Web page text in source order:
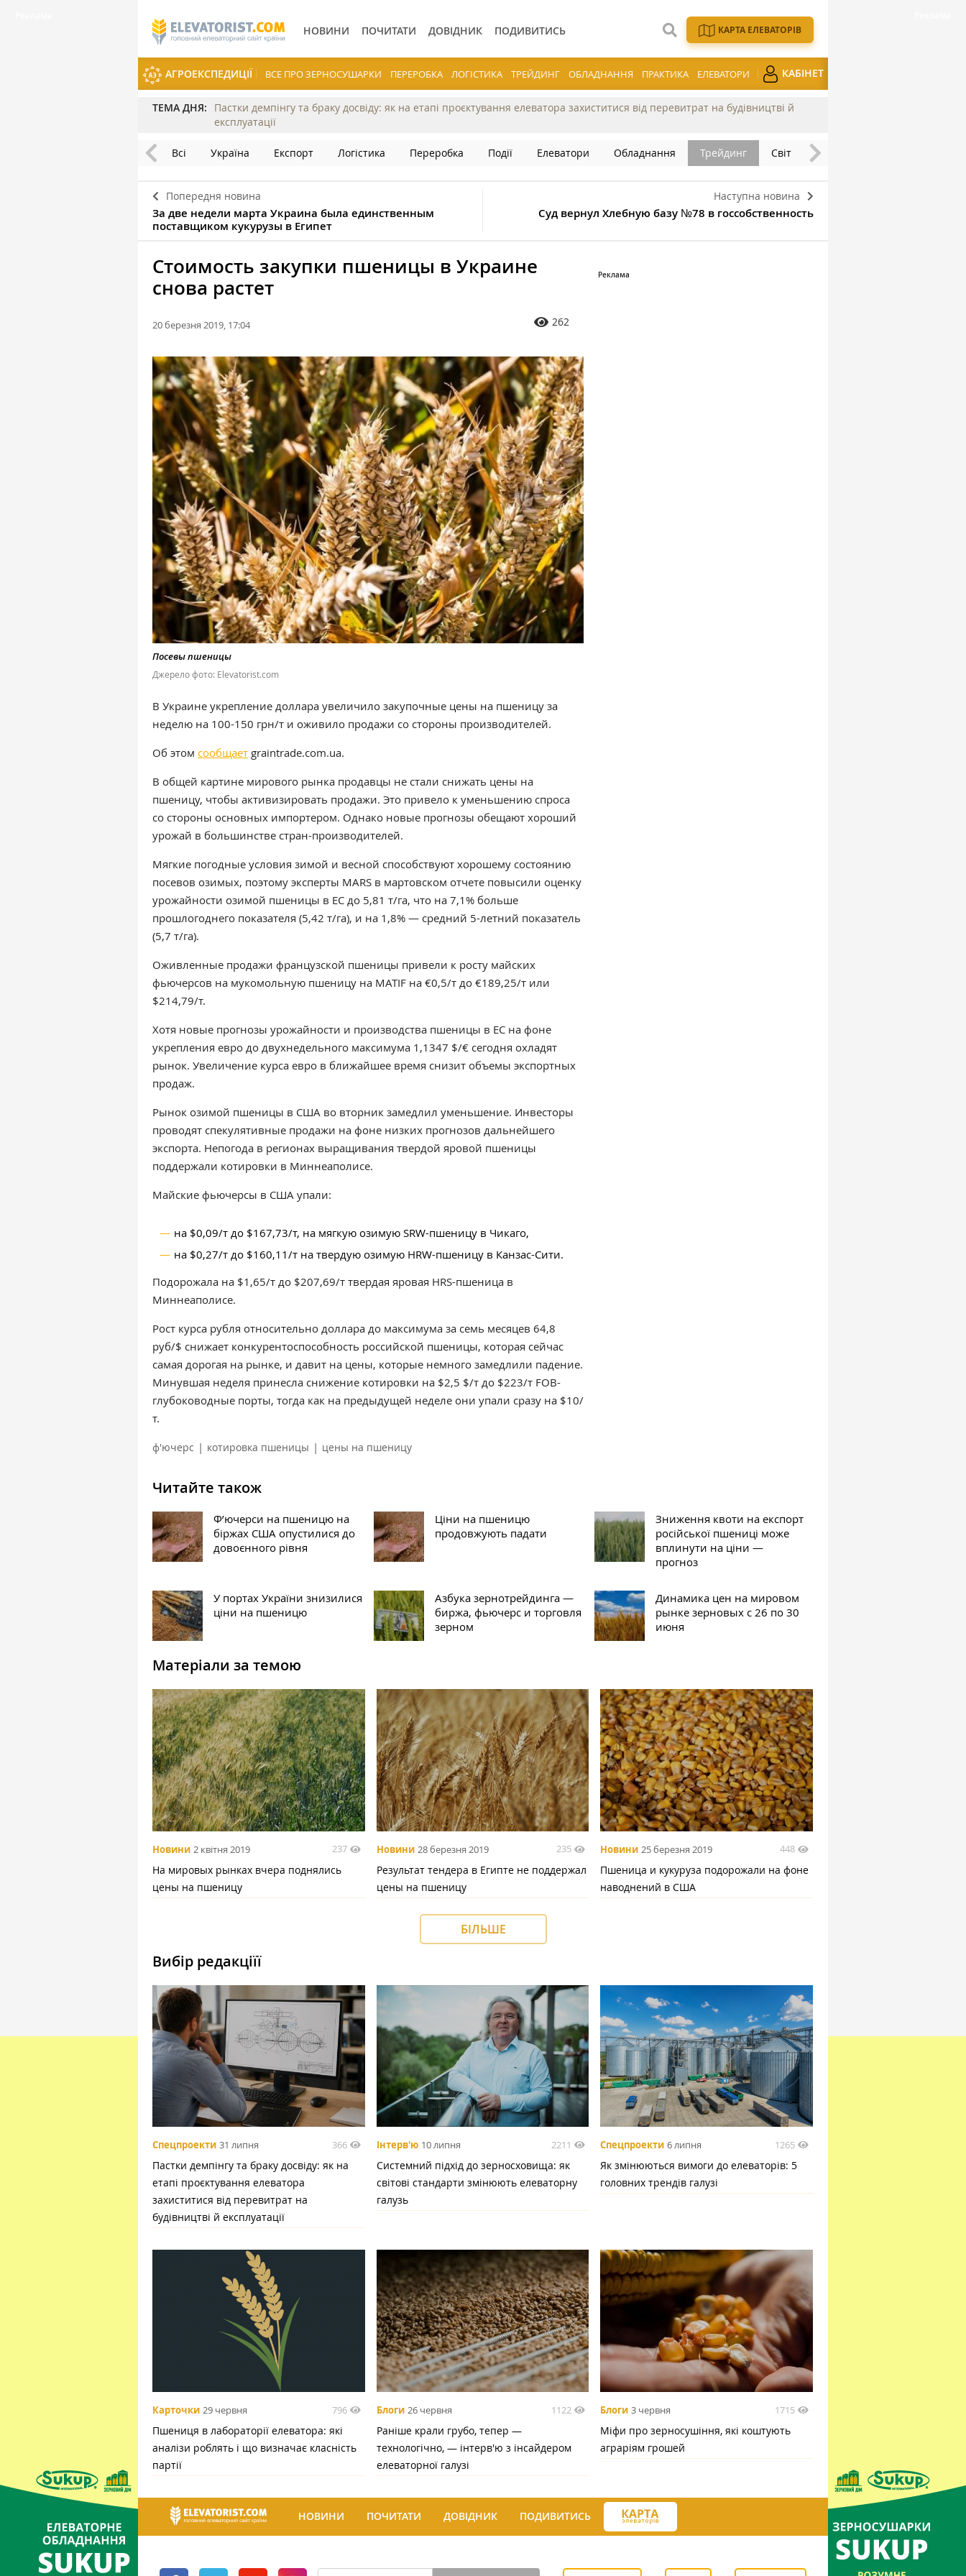
НОВИНИ ПОЧИТАТИ ДОВІДНИК ПОДИВИТИСЬ КАРТА ЕЛЕВАТОРІВ
АГРОЕКСПЕДИЦІЇ ВСЕ ПРО ЗЕРНОСУШАРКИ ПЕРЕРОБКА ЛОГІСТИКА ТРЕЙДИНГ ОБЛАДНАННЯ ПРАКТИКА ЕЛЕВАТОРИ КАБІНЕТ
ТЕМА ДНЯ:
Пастки демпінгу та браку досвіду: як на етапі проєктування елеватора захиститися від перевитрат на будівництві й
експлуатації
Всі Україна Експорт Логістика Переробка Події Елеватори Обладнання Трейдинг Світ
Попередня новина
За две недели марта Украина была единственным
поставщиком кукурузы в Египет
Наступна новина
Суд вернул Хлебную базу №78 в госсобственность
Стоимость закупки пшеницы в Украине
снова растет
20 березня 2019, 17:04 262
Посевы пшеницы
Джерело фото: Elevatorist.com
В Украине укрепление доллара увеличило закупочные цены на пшеницу за
неделю на 100-150 грн/т и оживило продажи со стороны производителей.
Об этом сообщает graintrade.com.ua.
В общей картине мирового рынка продавцы не стали снижать цены на
пшеницу, чтобы активизировать продажи. Это привело к уменьшению спроса
со стороны основных импортером. Однако новые прогнозы обещают хороший
урожай в большинстве стран-производителей.
Мягкие погодные условия зимой и весной способствуют хорошему состоянию
посевов озимых, поэтому эксперты MARS в мартовском отчете повысили оценку
урожайности озимой пшеницы в ЕС до 5,81 т/га, что на 7,1% больше
прошлогоднего показателя (5,42 т/га), и на 1,8% — средний 5-летний показатель
(5,7 т/га).
Оживленные продажи французской пшеницы привели к росту майских
фьючерсов на мукомольную пшеницу на MATIF на €0,5/т до €189,25/т или
$214,79/т.
Хотя новые прогнозы урожайности и производства пшеницы в ЕС на фоне
укрепления евро до двухнедельного максимума 1,1347 $/€ сегодня охладят
рынок. Увеличение курса евро в ближайшее время снизит объемы экспортных
продаж.
Рынок озимой пшеницы в США во вторник замедлил уменьшение. Инвесторы
проводят спекулятивные продажи на фоне низких прогнозов дальнейшего
экспорта. Непогода в регионах выращивания твердой яровой пшеницы
поддержали котировки в Миннеаполисе.
Майские фьючерсы в США упали:
на $0,09/т до $167,73/т, на мягкую озимую SRW-пшеницу в Чикаго,
на $0,27/т до $160,11/т на твердую озимую HRW-пшеницу в Канзас-Сити.
Подорожала на $1,65/т до $207,69/т твердая яровая HRS-пшеница в
Миннеаполисе.
Рост курса рубля относительно доллара до максимума за семь месяцев 64,8
руб/$ снижает конкурентоспособность российской пшеницы, которая сейчас
самая дорогая на рынке, и давит на цены, которые немного замедлили падение.
Минувшая неделя принесла снижение котировки на $2,5 $/т до $223/т FOB-
глубоководные порты, тогда как на предыдущей неделе они упали сразу на $10/
т.
ф'ючерс | котировка пшеницы | цены на пшеницу
Читайте також
Ф’ючерси на пшеницю на
біржах США опустилися до
довоєнного рівня
Ціни на пшеницю
продовжують падати
Зниження квоти на експорт
російської пшениці може
вплинути на ціни —
прогноз
У портах України знизилися
ціни на пшеницю
Азбука зернотрейдинга —
биржа, фьючерс и торговля
зерном
Динамика цен на мировом
рынке зерновых с 26 по 30
июня
Матеріали за темою
Новини 2 квітня 2019 237
На мировых рынках вчера поднялись
цены на пшеницу
Новини 28 березня 2019 235
Результат тендера в Египте не поддержал
цены на пшеницу
Новини 25 березня 2019 448
Пшеница и кукуруза подорожали на фоне
наводнений в США
БІЛЬШЕ
Вибір редакціїї
Спецпроекти 31 липня 366
Пастки демпінгу та браку досвіду: як на
етапі проєктування елеватора
захиститися від перевитрат на
будівництві й експлуатації
Інтерв'ю 10 липня 2211
Системний підхід до зерносховища: як
світові стандарти змінюють елеваторну
галузь
Спецпроекти 6 липня 1265
Як змінюються вимоги до елеваторів: 5
головних трендів галузі
Карточки 29 червня 796
Пшениця в лабораторії елеватора: які
аналізи роблять і що визначає класність
партії
Блоги 26 червня 1122
Раніше крали грубо, тепер —
технологічно, — інтерв'ю з інсайдером
елеваторної галузі
Блоги 3 червня 1715
Міфи про зерносушіння, які коштують
аграріям грошей
НОВИНИ ПОЧИТАТИ ДОВІДНИК ПОДИВИТИСЬ